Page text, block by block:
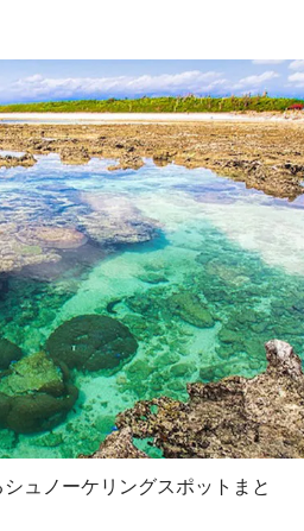
シュノーケリングスポットまと